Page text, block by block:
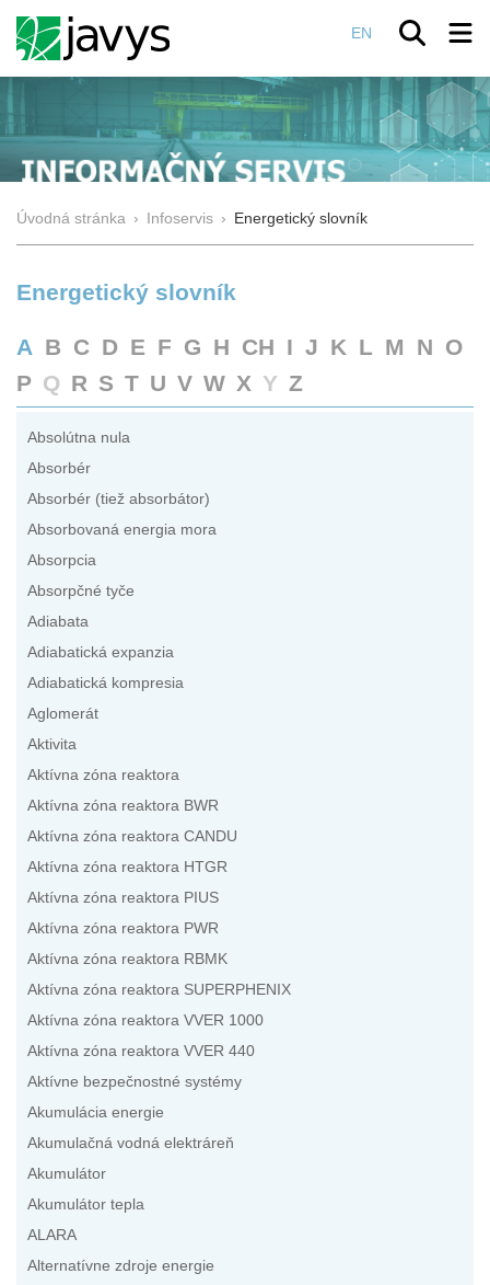
EN
Úvodná stránka › Infoservis › Energetický slovník
Energetický slovník
A B C D E F G H CH I J K L M N O
P Q R S T U V W X Y Z
Absolútna nula
Absorbér
Absorbér (tiež absorbátor)
Absorbovaná energia mora
Absorpcia
Absorpčné tyče
Adiabata
Adiabatická expanzia
Adiabatická kompresia
Aglomerát
Aktivita
Aktívna zóna reaktora
Aktívna zóna reaktora BWR
Aktívna zóna reaktora CANDU
Aktívna zóna reaktora HTGR
Aktívna zóna reaktora PIUS
Aktívna zóna reaktora PWR
Aktívna zóna reaktora RBMK
Aktívna zóna reaktora SUPERPHENIX
Aktívna zóna reaktora VVER 1000
Aktívna zóna reaktora VVER 440
Aktívne bezpečnostné systémy
Akumulácia energie
Akumulačná vodná elektráreň
Akumulátor
Akumulátor tepla
ALARA
Alternatívne zdroje energie